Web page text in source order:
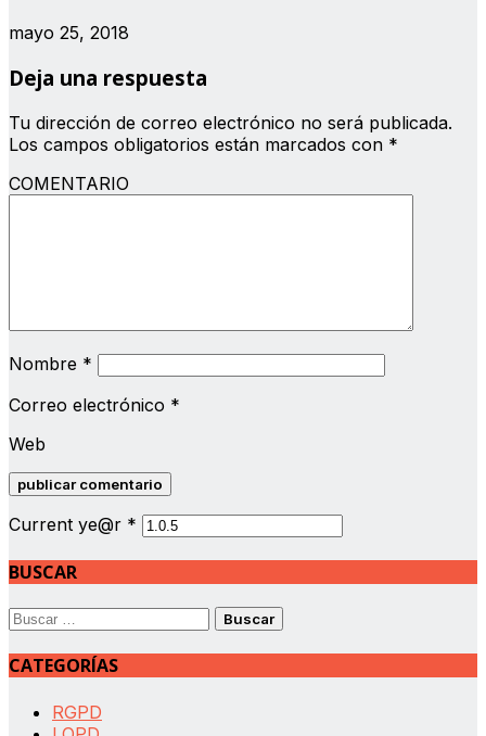
mayo 25, 2018
Deja una respuesta
Tu dirección de correo electrónico no será publicada.
Los campos obligatorios están marcados con *
COMENTARIO
Nombre *
Correo electrónico *
Web
Current ye@r *
BUSCAR
Buscar:
CATEGORÍAS
RGPD